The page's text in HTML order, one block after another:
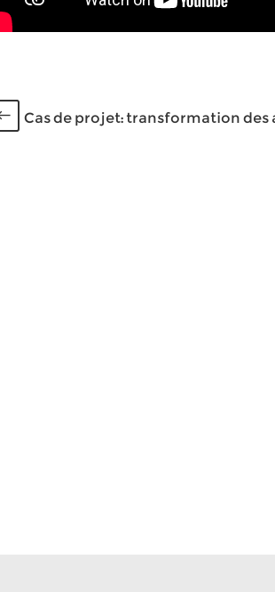
Cas de projet: transformation